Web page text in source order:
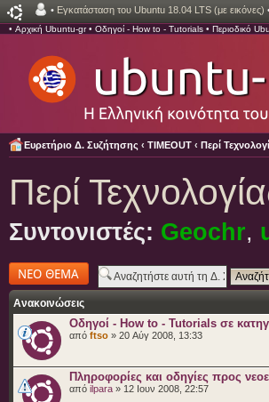
• Εγκατάσταση του Ubuntu 18.04 LTS (με εικόνες)
• Αρχική Ubuntu-gr• Οδηγοί - How to - Tutorials • Περιοδικό
Ευρετήριο Δ. Συζήτησης ‹ TIMEOUT ‹ Περί
Περί
Συντονιστές: Geochr,
Δημιουργία νέου
θέματος
Ανακοινώσεις
Οδηγοί - How to - Tutorials σε
από ftso » 20 Αύγ 2008, 13:33
Πληροφορίες και οδηγίες προς
από ilpara » 12 Ιουν 2008, 22:57